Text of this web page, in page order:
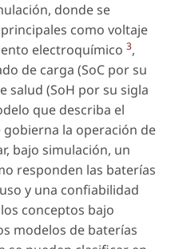
donde se
como voltaje
electroquímico 3,
de carga (SoC por su
salud (SoH por su sigla
que describa el
la operación de
bajo simulación, un
responden las baterías
y una confiabilidad
conceptos bajo
modelos de baterías